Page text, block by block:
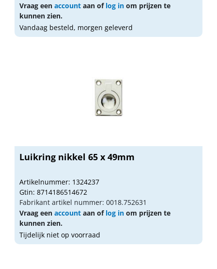
Vraag een account aan of log in om prijzen te
kunnen zien.
Vandaag besteld, morgen geleverd
Luikring nikkel 65 x 49mm
Artikelnummer: 1324237
Gtin: 8714186514672
Fabrikant artikel nummer: 0018.752631
Vraag een account aan of log in om prijzen te
kunnen zien.
Tijdelijk niet op voorraad